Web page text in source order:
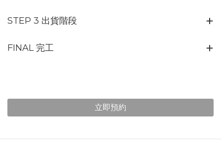
STEP 3 出貨階段
FINAL 完工
立即預約